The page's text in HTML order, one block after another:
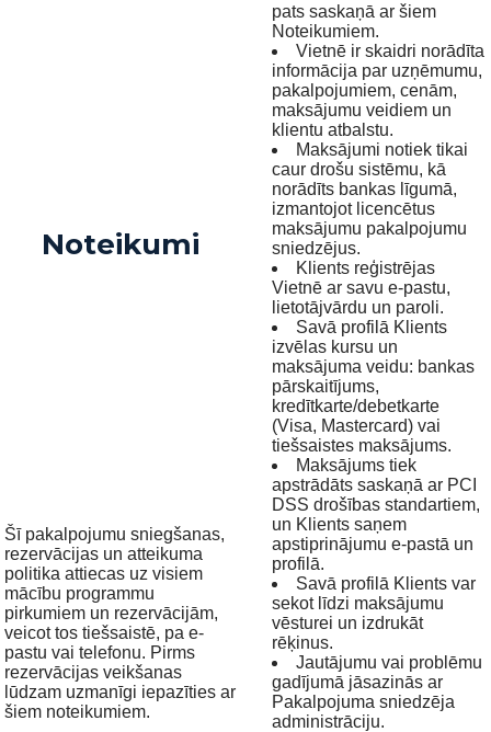
Noteikumi
Šī pakalpojumu sniegšanas,
rezervācijas un atteikuma
politika attiecas uz visiem
mācību programmu
pirkumiem un rezervācijām,
veicot tos tiešsaistē, pa e-
pastu vai telefonu. Pirms
rezervācijas veikšanas
lūdzam uzmanīgi iepazīties ar
šiem noteikumiem.
pats saskaņā ar šiem
Noteikumiem.
Vietnē ir skaidri norādīta
informācija par uzņēmumu,
pakalpojumiem, cenām,
maksājumu veidiem un
klientu atbalstu.
Maksājumi notiek tikai
caur drošu sistēmu, kā
norādīts bankas līgumā,
izmantojot licencētus
maksājumu pakalpojumu
sniedzējus.
Klients reģistrējas
Vietnē ar savu e-pastu,
lietotājvārdu un paroli.
Savā profilā Klients
izvēlas kursu un
maksājuma veidu: bankas
pārskaitījums,
kredītkarte/debetkarte
(Visa, Mastercard) vai
tiešsaistes maksājums.
Maksājums tiek
apstrādāts saskaņā ar PCI
DSS drošības standartiem,
un Klients saņem
apstiprinājumu e-pastā un
profilā.
Savā profilā Klients var
sekot līdzi maksājumu
vēsturei un izdrukāt
rēķinus.
Jautājumu vai problēmu
gadījumā jāsazinās ar
Pakalpojuma sniedzēja
administrāciju.